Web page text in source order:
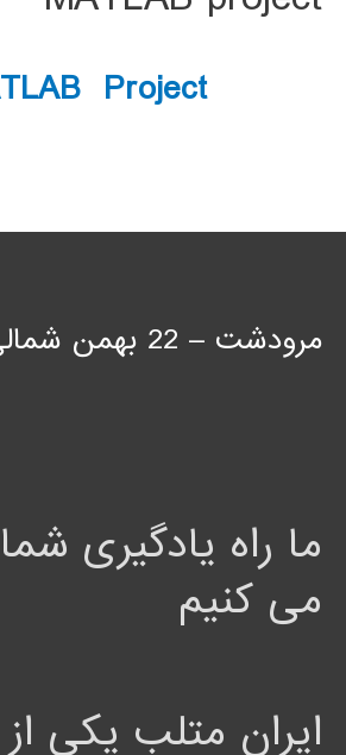
Project
مرودشت – 22 بهمن شمالی
ما راه یادگیری
می کنیم
ایران متلب یکی